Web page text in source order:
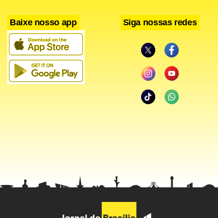
viemos, para onde nós vamos?
Qual é o futuro da vida no planeta Terra?'”, declarou
Grunsfeld.
Baixe nosso app Siga nossas redes